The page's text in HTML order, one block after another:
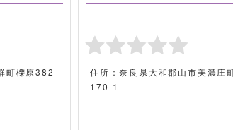
町櫟原382
住所：奈良県大和郡山市美濃庄
170-1